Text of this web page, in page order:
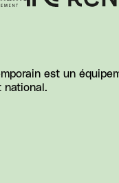
est un
national.